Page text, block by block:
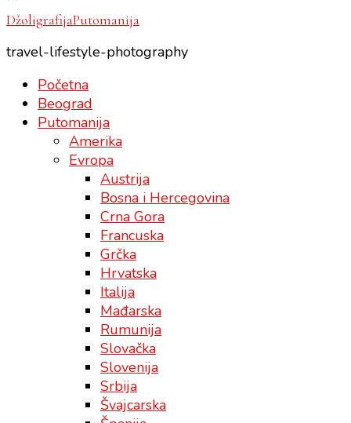
DžoligrafijaPutomanija
travel-lifestyle-photography
Početna
Beograd
Putomanija
Amerika
Evropa
Austrija
Bosna i Hercegovina
Crna Gora
Francuska
Grčka
Hrvatska
Italija
Mađarska
Rumunija
Slovačka
Slovenija
Srbija
Švajcarska